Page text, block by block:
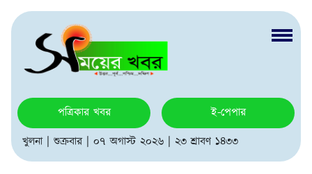
পত্রিকার খবর
ই-পেপার
খুলনা | শুক্রবার | ০৭ অগাস্ট ২০২৬ | ২৩ শ্রাবণ ১৪৩৩